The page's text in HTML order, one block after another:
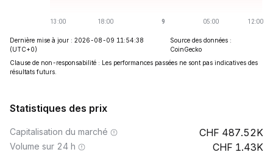
Dernière mise à jour : 2026-08-09 11:54:38
(UTC+0)
Source des données :
CoinGecko
Clause de non-responsabilité : Les performances passées ne sont pas indicatives des
résultats futurs.
Statistiques des prix
Capitalisation du marché 487.52K
Volume sur 24 h 1.43K